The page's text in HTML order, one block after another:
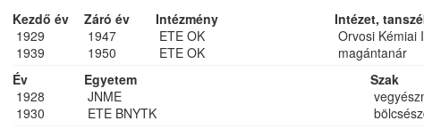
Kezdő év Záró év Intézmény
Intézet,
1929
1947 ETE OK
Orvosi Kémiai
1939
1950 ETE OK
magántanár
Év Egyetem
Szak
1928
JNME
1930
ETE BNYTK